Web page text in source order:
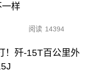
样
阅读 14394
！歼-15T百公里外